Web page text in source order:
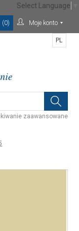
(0) Moje konto
zaawansowane
PL
Select Language